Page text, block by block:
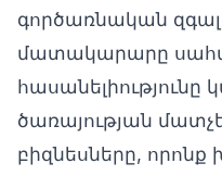
գործառնական
մատակարարը
հասանելիությունը
ծառայության
բիզնեսները,